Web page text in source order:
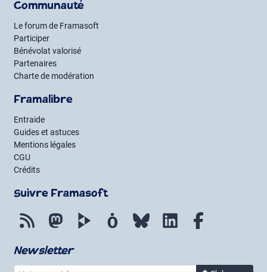
Communauté
Le forum de Framasoft
Participer
Bénévolat valorisé
Partenaires
Charte de modération
Framalibre
Entraide
Guides et astuces
Mentions légales
CGU
Crédits
Suivre Framasoft
Flux RSS MastodonPeerTube Mobilizon Bluesky LinkedIn
Newsletter